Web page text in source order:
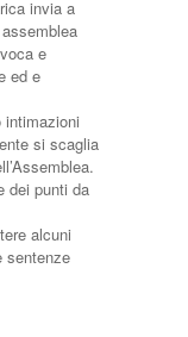
invia a
e
ed e
intimazioni
si scaglia
dei punti da
alcuni
sentenze